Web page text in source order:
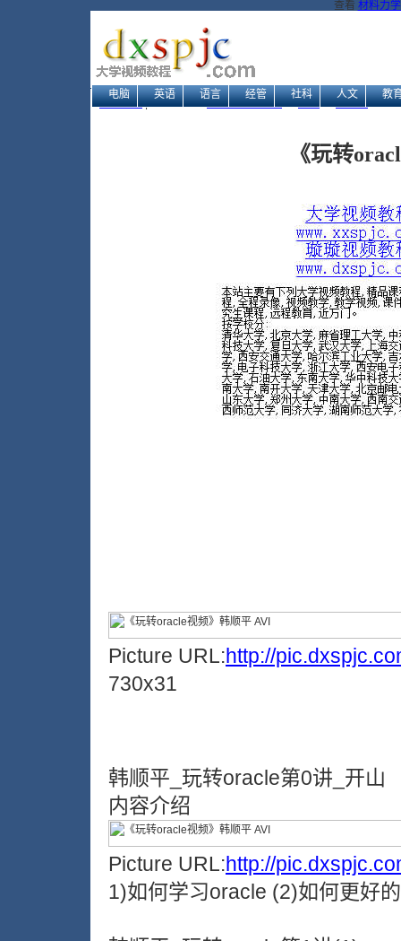
查看 材料力
电脑 英语 语言 经管 社科 人文 教
网站地图| 当前位置：大学视频教程网→电脑→数据库→ 《
《玩转
Picture URL:http://
730x31
韩顺平_玩转oracle第0讲_开山
内容介绍
Picture URL:http://
1)如何学习oracle (2)如何更好